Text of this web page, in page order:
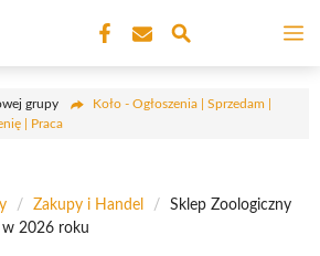
grupy
Koło - Ogłoszenia | Sprzedam |
| Praca
/ Zakupy i Handel /
Sklep Zoologiczny
w 2026 roku